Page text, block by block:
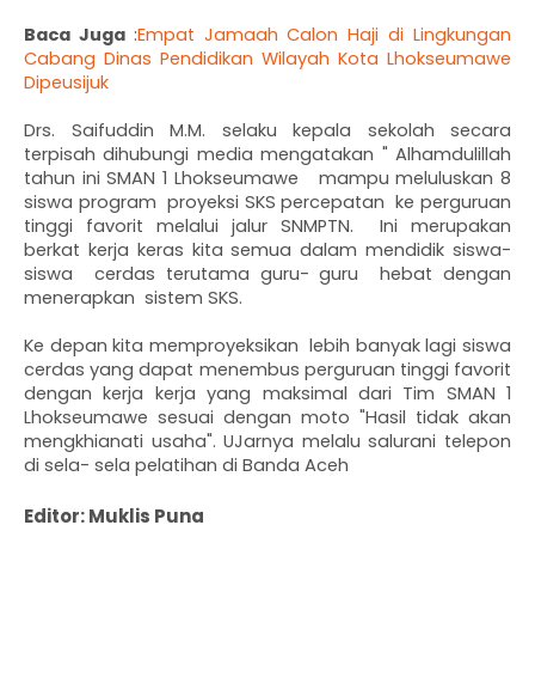
Baca Juga :Empat Jamaah Calon Haji di Lingkungan
Cabang Dinas Pendidikan Wilayah Kota Lhokseumawe
Dipeusijuk
Drs. Saifuddin M.M. selaku kepala sekolah secara
terpisah dihubungi media mengatakan " Alhamdulillah
tahun ini SMAN 1 Lhokseumawe   mampu meluluskan 8
siswa program  proyeksi SKS percepatan  ke perguruan
tinggi favorit melalui jalur SNMPTN.  Ini merupakan
berkat kerja keras kita semua dalam mendidik siswa-
siswa  cerdas terutama guru- guru  hebat dengan
menerapkan  sistem SKS.
Ke depan kita memproyeksikan  lebih banyak lagi siswa
cerdas yang dapat menembus perguruan tinggi favorit
dengan kerja kerja yang maksimal dari Tim SMAN 1
Lhokseumawe sesuai dengan moto "Hasil tidak akan
mengkhianati usaha". UJarnya melalu salurani telepon
di sela- sela pelatihan di Banda Aceh
Editor: Muklis Puna